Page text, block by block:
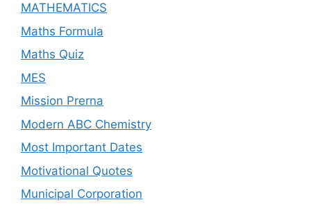
MATHEMATICS
Maths Formula
Maths Quiz
MES
Mission Prerna
Modern ABC Chemistry
Most Important Dates
Motivational Quotes
Municipal Corporation